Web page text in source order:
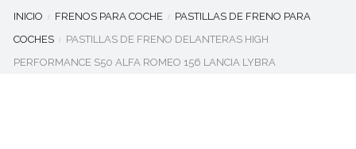
INICIO FRENOS PARA COCHE
PASTILLAS DE FRENO PARA
COCHES
PASTILLAS DE FRENO DELANTERAS HIGH
PERFORMANCE S50 ALFA ROMEO 156 LANCIA LYBRA